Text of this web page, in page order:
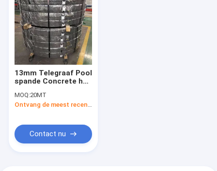
13mm Telegraaf Pool
spande Concrete het
voor
MOQ:20MT
Contact nu